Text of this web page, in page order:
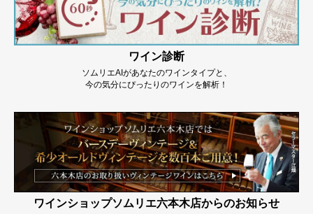
ワイン診断
ソムリエAIがあなたのワインタイプと、
今の気分にぴったりのワインを解析！
ワインショップソムリエ六本木店からのお知らせ